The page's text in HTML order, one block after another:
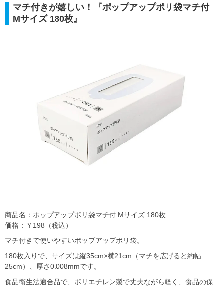
マチ付きが嬉しい！『ポップアップポリ袋マチ付
Mサイズ 180枚』
商品名：ポップアップポリ袋マチ付 Mサイズ 180枚
価格：￥198（税込）
マチ付きで使いやすいポップアップポリ袋。
180枚入りで、サイズは縦35cm×横21cm（マチを広げると約幅
25cm）、厚さ0.008mmです。
食品衛生法適合品で、ポリエチレン製で丈夫ながら軽く、食品の保